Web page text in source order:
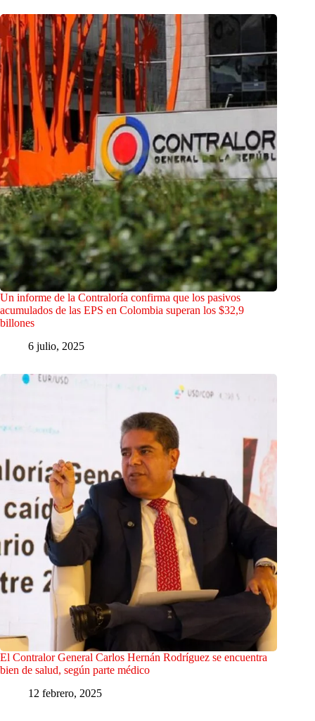
Un informe de la Contraloría confirma que los pasivos
acumulados de las EPS en Colombia superan los $32,9
billones
6 julio, 2025
El Contralor General Carlos Hernán Rodríguez se encuentra
bien de salud, según parte médico
12 febrero, 2025